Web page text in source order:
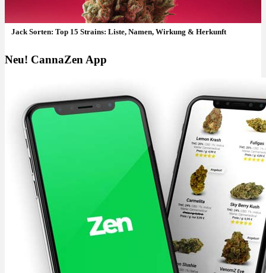
Jack Sorten: Top 15 Strains: Liste, Namen, Wirkung & Herkunft
Neu! CannaZen App